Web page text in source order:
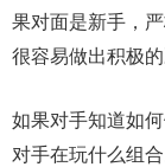
果对面是新手，
很容易做出积极的
如果对手知道如
对手在玩什么组